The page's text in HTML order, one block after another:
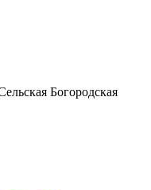
Богородская